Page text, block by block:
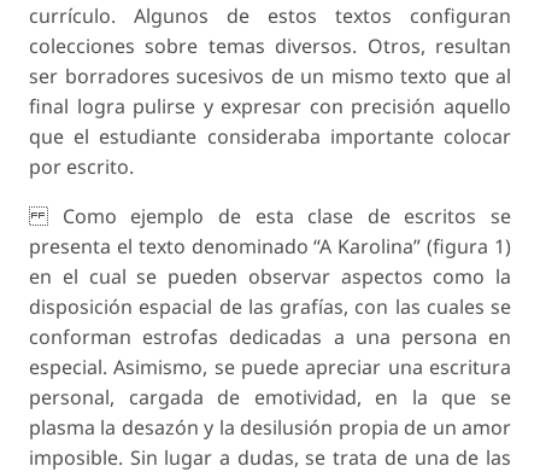
currículo. Algunos de estos textos configuran
colecciones sobre temas diversos. Otros, resultan
ser borradores sucesivos de un mismo texto que al
final logra pulirse y expresar con precisión aquello
que el estudiante consideraba importante colocar
por escrito.
Como ejemplo de esta clase de escritos se
presenta el texto denominado “A Karolina” (figura 1)
en el cual se pueden observar aspectos como la
disposición espacial de las grafías, con las cuales se
conforman estrofas dedicadas a una persona en
especial. Asimismo, se puede apreciar una escritura
personal, cargada de emotividad, en la que se
plasma la desazón y la desilusión propia de un amor
imposible. Sin lugar a dudas, se trata de una de las